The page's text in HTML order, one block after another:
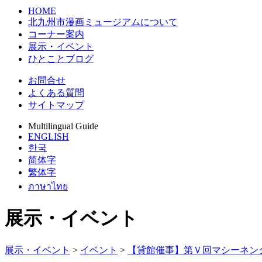
HOME
北九州市漫画ミュージアムについて
コーナー案内
展示・イベント
ひとことブログ
お問合せ
よくある質問
サイトマップ
Multilingual Guide
ENGLISH
한국
简体字
繁体字
ภาษาไทย
展示・イベント
展示・イベント > イベント > 【貸館催事】第Ｖ回マシーネ